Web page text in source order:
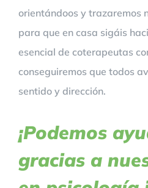
orientándoos y trazaremos
para que en casa sigáis
esencial de coterapeutas
conseguiremos que todos
sentido y dirección.
¡Podemos
gracias a